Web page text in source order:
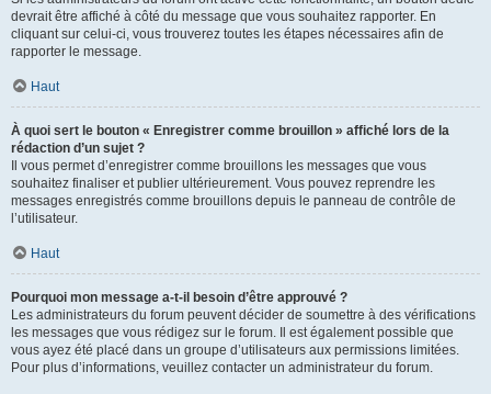
devrait être affiché à côté du message que vous souhaitez rapporter. En
cliquant sur celui-ci, vous trouverez toutes les étapes nécessaires afin de
rapporter le message.
Haut
À quoi sert le bouton « Enregistrer comme brouillon » affiché lors de la
rédaction d’un sujet ?
Il vous permet d’enregistrer comme brouillons les messages que vous
souhaitez finaliser et publier ultérieurement. Vous pouvez reprendre les
messages enregistrés comme brouillons depuis le panneau de contrôle de
l’utilisateur.
Haut
Pourquoi mon message a-t-il besoin d’être approuvé ?
Les administrateurs du forum peuvent décider de soumettre à des vérifications
les messages que vous rédigez sur le forum. Il est également possible que
vous ayez été placé dans un groupe d’utilisateurs aux permissions limitées.
Pour plus d’informations, veuillez contacter un administrateur du forum.